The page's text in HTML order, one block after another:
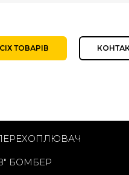
ТОВАРІВ
БОМБЕР